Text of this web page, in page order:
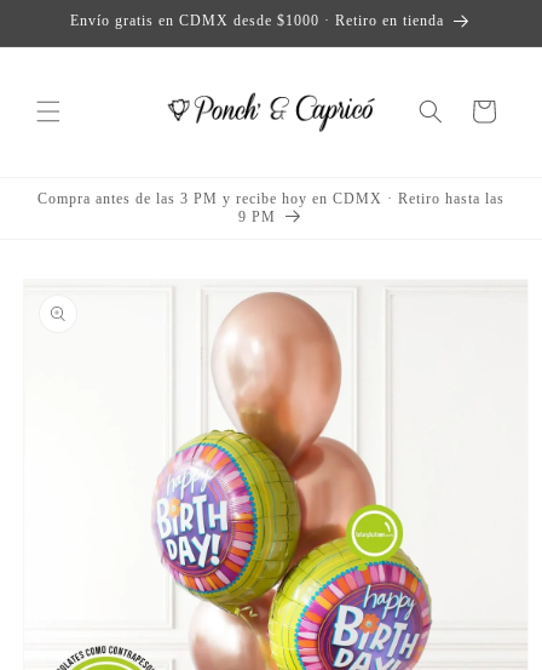
zum
Inhalt
Envío gratis en CDMX desde $1000 · Retiro en tienda
Warenkorb
Compra antes de las 3 PM y recibe hoy en CDMX · Retiro hasta las
9 PM